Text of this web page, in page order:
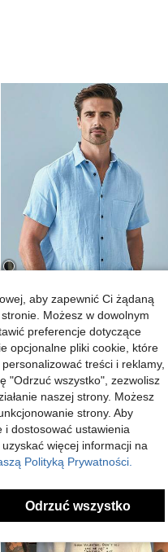
4,59
6
Magazyn UE Męska casualowa koszula w jednolitym kolorze, koszula-kurtka z krótkim rękawem, jasnoniebieska modna hawajska koszula plażowa, krój luźny
66,00zł
aby zapewnić Ci żądaną
Możesz w dowolnym
preferencje dotyczące
opcjonalne pliki cookie, które
treści i reklamy,
"Odrzuć wszystko", zezwolisz
naszej strony. Możesz
strony. Aby
i dostosować ustawienia
więcej informacji na
Polityką Prywatności.
Odrzuć wszystko